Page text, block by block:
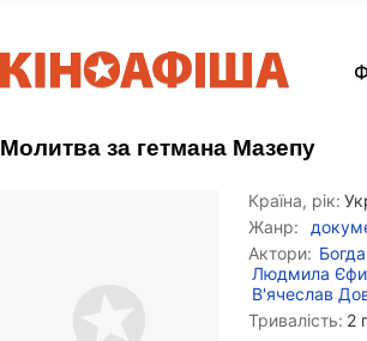
Молитва за гетмана Мазепу
Країна, рік:
Жанр:
Актори:
Людмила
В'ячеслав
Тривалість: 2